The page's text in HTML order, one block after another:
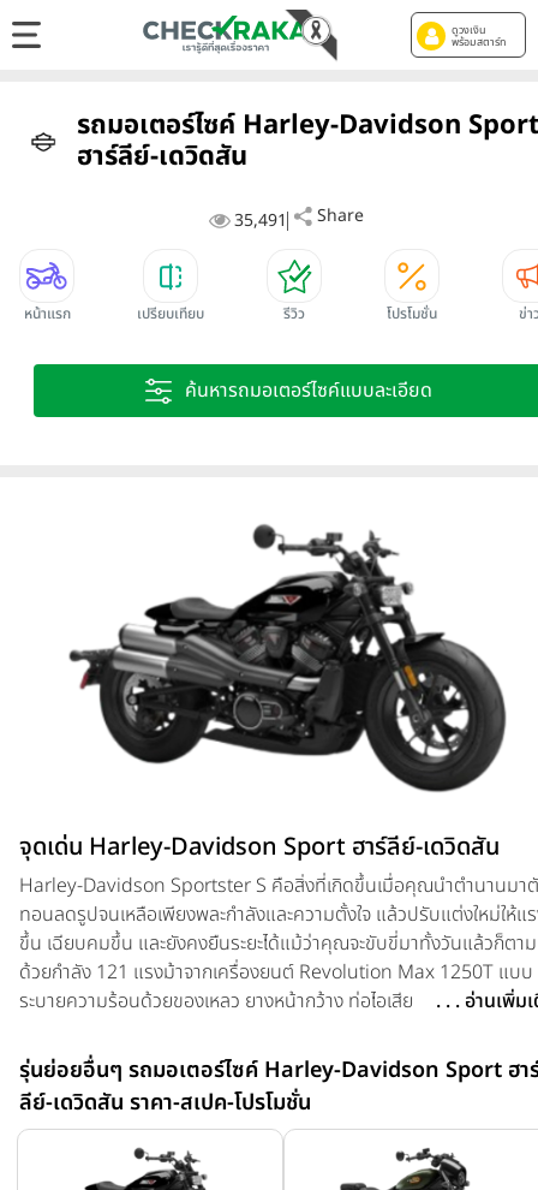
ดูวงเงิน
พร้อมสตาร์ท
รถมอเตอร์ไซค์ Harley-Davidson
ฮาร์ลีย์-เดวิดสัน
35,491 Share
หน้าแรก เปรียบเทียบ รีวิว โปรโมชั่น ข่า
ค้นหารถมอเตอร์ไซค์แบบละเอียด
จุดเด่น Harley-Davidson Sport ฮาร์ลีย์-เดวิดสัน
Harley-Davidson Sportster S คือสิ่งที่เกิดขึ้นเมื่อคุณนำตำนานมา
ทอนลดรูปจนเหลือเพียงพละกำลังและความตั้งใจ แล้วปรับแต่งใหม่ให้แ
ขึ้น เฉียบคมขึ้น และยังคงยืนระยะได้แม้ว่าคุณจะขับขี่มาทั้งวันแล้วก็ตาม
ด้วยกำลัง 121 แรงม้าจากเครื่องยนต์ Revolution Max 1250T แบบ
ระบายความร้อนด้วยของเหลว ยางหน้ากว้าง ท่อไอเสียสไตล์สแครมเบ
สบายของผู้ขับขี่ Sportster S ปี 2026 ได้รังสรรค์สไตล์คลาสสิกขึ้นให
เพียบพร้อมด้วยความเฉียบคมและทันสมัย ด้วยแรงบันดาลใจจาก
Sportster Forty-Eight รุ่นไอคอนิก นี่คือการนำตำนานของ Harley-
Davidson มาสร้างสรรค์เป็นมอเตอร์ไซค์ที่แข็งแกร่งขึ้น ควบคุมได้เฉี
คมขึ้น และยังดูดียิ่งขึ้นอีก
. . . อ่านเพิ่ม
รุ่นย่อยอื่นๆ รถมอเตอร์ไซค์ Harley-Davidson Sport ฮา
ลีย์-เดวิดสัน ราคา-สเปค-โปรโมชั่น